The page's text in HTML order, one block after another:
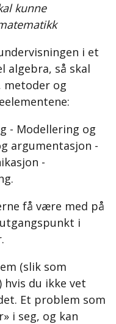
kunne
i et
algebra, så skal
metoder og
- Modellering og
argumentasjon -
-
få være med på
i
(slik som
du ikke vet
Et problem som
i seg, og kan